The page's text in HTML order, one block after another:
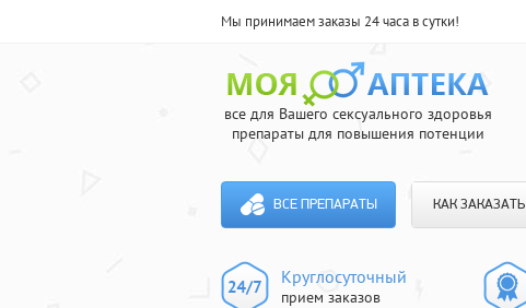
Мы принимаем заказы 24 часа в сутки!
все для Вашего сексуального здоровья
препараты для повышения потенции
ВСЕ ПРЕПАРАТЫ КАК ЗАКАЗАТЬ
Круглосуточный
прием заказов